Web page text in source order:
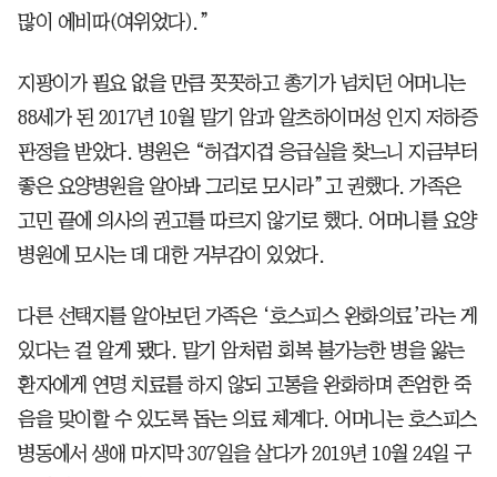
많이 에비따(여위었다).”
지팡이가 필요 없을 만큼 꼿꼿하고 총기가 넘치던 어머니는
88세가 된 2017년 10월 말기 암과 알츠하이머성 인지 저하증
판정을 받았다. 병원은 “허겁지겁 응급실을 찾느니 지금부터
좋은 요양병원을 알아봐 그리로 모시라”고 권했다. 가족은
고민 끝에 의사의 권고를 따르지 않기로 했다. 어머니를 요양
병원에 모시는 데 대한 거부감이 있었다.
다른 선택지를 알아보던 가족은 ‘호스피스 완화의료’라는 게
있다는 걸 알게 됐다. 말기 암처럼 회복 불가능한 병을 앓는
환자에게 연명 치료를 하지 않되 고통을 완화하며 존엄한 죽
음을 맞이할 수 있도록 돕는 의료 체계다. 어머니는 호스피스
병동에서 생애 마지막 307일을 살다가 2019년 10월 24일 구